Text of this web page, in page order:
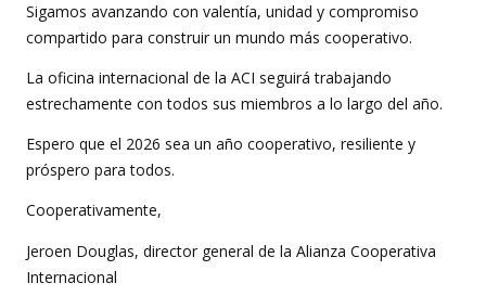
Sigamos avanzando con valentía, unidad y compromiso
compartido para construir un mundo más cooperativo.
La oficina internacional de la ACI seguirá trabajando
estrechamente con todos sus miembros a lo largo del año.
Espero que el 2026 sea un año cooperativo, resiliente y
próspero para todos.
Cooperativamente,
Jeroen Douglas, director general de la Alianza Cooperativa
Internacional